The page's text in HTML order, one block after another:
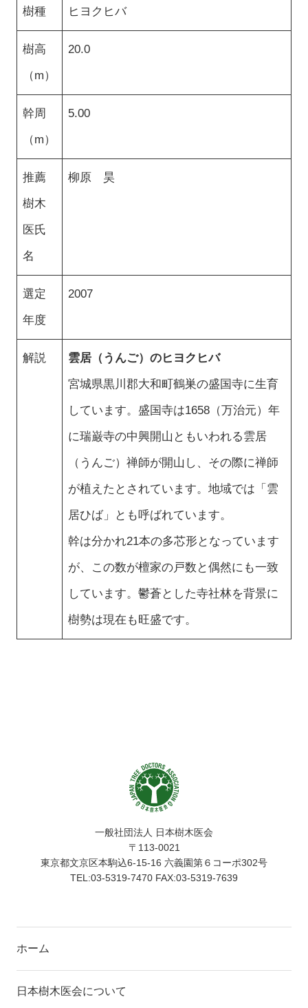
樹種 ヒヨクヒバ
樹高
（m）
20.0
幹周
（m）
5.00
推薦
樹木
医氏
名
柳原 昊
選定
年度
2007
解説
雲居（うんご）のヒヨクヒバ
宮城県黒川郡大和町鶴巣の盛国寺に生育
しています。盛国寺は1658（万治元）年
に瑞巌寺の中興開山ともいわれる雲居
（うんご）禅師が開山し、その際に禅師
が植えたとされています。地域では「雲
居ひば」とも呼ばれています。
幹は分かれ21本の多芯形となっています
が、この数が檀家の戸数と偶然にも一致
しています。鬱蒼とした寺社林を背景に
樹勢は現在も旺盛です。
一般社団法人 日本樹木医会
〒113-0021
東京都文京区本駒込6-15-16 六義園第６コーポ302号
TEL:03-5319-7470 FAX:03-5319-7639
ホーム
日本樹木医会について